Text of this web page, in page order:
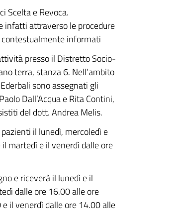
Scelta e Revoca.
infatti attraverso le procedure
informati
presso il Distretto Socio-
terra, stanza 6. Nell’ambito
sono assegnati gli
Dall’Acqua e Rita Contini,
del dott. Andrea Melis.
il lunedì, mercoledì e
martedì e il venerdì dalle ore
e riceverà il lunedì e il
dalle ore 16.00 alle ore
il venerdì dalle ore 14.00 alle